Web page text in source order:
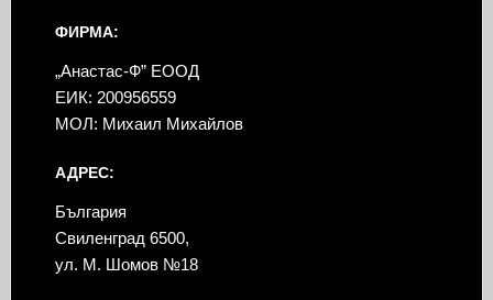
ФИРМА:
„Анастас-Ф” ЕООД
ЕИК: 200956559
МОЛ: Михаил Михайлов
АДРЕС:
България
Свиленград 6500,
ул. М. Шомов №18